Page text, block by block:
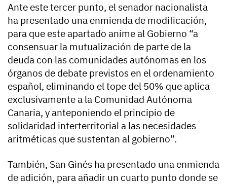
Ante este tercer punto, el senador nacionalista
ha presentado una enmienda de modificación,
para que este apartado anime al Gobierno “a
consensuar la mutualización de parte de la
deuda con las comunidades autónomas en los
órganos de debate previstos en el ordenamiento
español, eliminando el tope del 50% que aplica
exclusivamente a la Comunidad Autónoma
Canaria, y anteponiendo el principio de
solidaridad interterritorial a las necesidades
aritméticas que sustentan al gobierno”.
También, San Ginés ha presentado una enmienda
de adición, para añadir un cuarto punto donde se